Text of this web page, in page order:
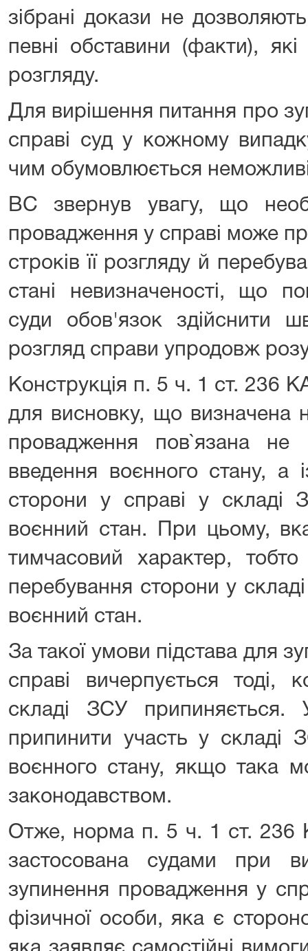
зібрані докази не
певні обставини (факти),
розгляду.
Для вирішення питання про
справі суд у кожному
чим обумовлюється
ВС звернув увагу, що
провадження у справі може
строків її розгляду й
стані невизначеності, що
суди обов'язок здійснити
розгляд справи упродовж
Конструкція п. 5 ч. 1 ст. 236
для висновку, що визначена
провадження пов`язана
введення воєнного стану, а
сторони у справі у складі
воєнний стан. При цьому,
тимчасовий характер,
перебування сторони у
воєнний стан.
За такої умови підстава для
справі вичерпується тоді,
складі ЗСУ припиняється.
припинити участь у
воєнного стану, якщо така
законодавством.
Отже, норма п. 5 ч. 1 ст. 236
застосована судами при
зупинення провадження у
фізичної особи, яка є